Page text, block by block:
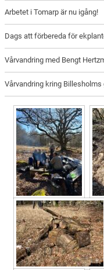
Arbetet i Tomarp är nu igång!
Dags att förbereda för
Vårvandring med Bengt
Vårvandring kring Billesholms